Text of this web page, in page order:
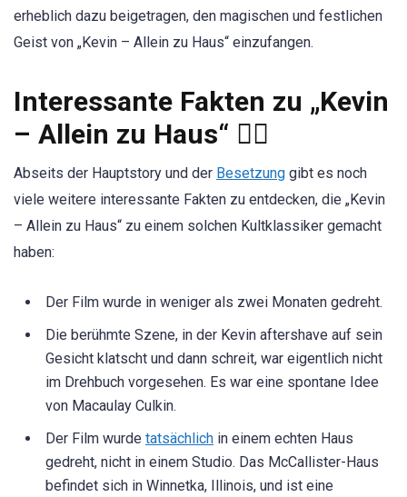
erheblich dazu beigetragen, den magischen und festlichen
Geist von „Kevin – Allein zu Haus“ einzufangen.
Interessante Fakten zu „Kevin
– Allein zu Haus“ 🕵️‍♂️
Abseits der Hauptstory und der Besetzung gibt es noch
viele weitere interessante Fakten zu entdecken, die „Kevin
– Allein zu Haus“ zu einem solchen Kultklassiker gemacht
haben:
Der Film wurde in weniger als zwei Monaten gedreht.
Die berühmte Szene, in der Kevin aftershave auf sein
Gesicht klatscht und dann schreit, war eigentlich nicht
im Drehbuch vorgesehen. Es war eine spontane Idee
von Macaulay Culkin.
Der Film wurde tatsächlich in einem echten Haus
gedreht, nicht in einem Studio. Das McCallister-Haus
befindet sich in Winnetka, Illinois, und ist eine